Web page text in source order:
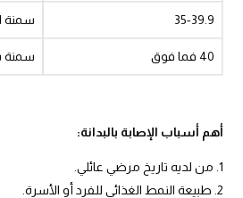
سمنة 35-39.9
سمنة 40 فما فوق
أهم أسباب الإصابة بالبدانة:
من لديه تاريخ مرضي عائلي.
طبيعة النمط الغذائي للفرد أو الأسرة.